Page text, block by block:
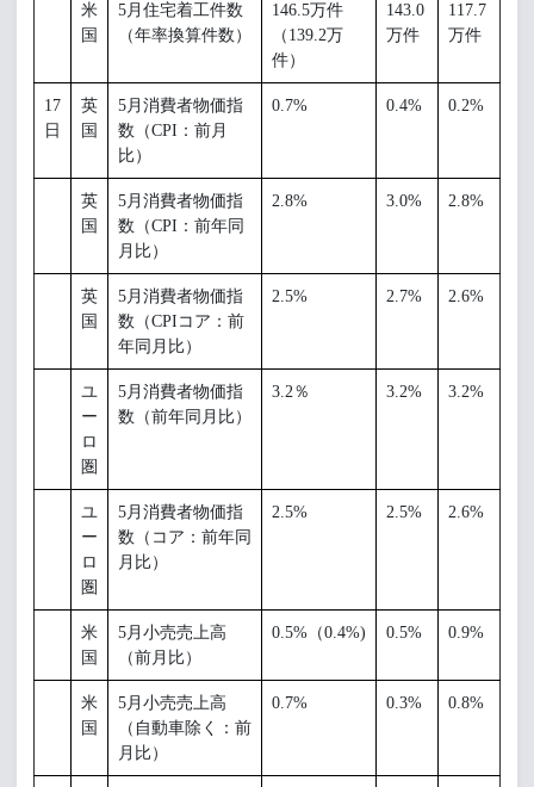
米
国
5月住宅着工件数
（年率換算件数）
146.5万件
（139.2万
件）
143.0
万件
117.7
万件
17
日
英
国
5月消費者物価指
数（CPI：前月
比）
0.7% 0.4% 0.2%
英
国
5月消費者物価指
数（CPI：前年同
月比）
2.8% 3.0% 2.8%
英
国
5月消費者物価指
数（CPIコア：前
年同月比）
2.5% 2.7% 2.6%
ユ
ー
ロ
圏
5月消費者物価指
数（前年同月比）
3.2％ 3.2% 3.2%
ユ
ー
ロ
圏
5月消費者物価指
数（コア：前年同
月比）
2.5% 2.5% 2.6%
米
国
5月小売売上高
（前月比）
0.5%（0.4%) 0.5% 0.9%
米
国
5月小売売上高
（自動車除く：前
月比）
0.7% 0.3% 0.8%